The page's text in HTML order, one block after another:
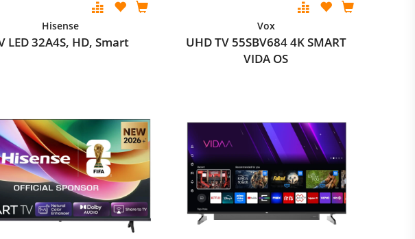
Hisense
LED 32A4S, HD, Smart
Vox
UHD TV 55SBV684 4K SMART
VIDA OS